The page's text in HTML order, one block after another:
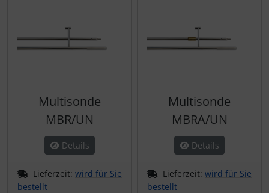
Multisonde
MBR/UN
Details
Lieferzeit: wird für Sie
bestellt
Multisonde
MBRA/UN
Details
Lieferzeit: wird für Sie
bestellt